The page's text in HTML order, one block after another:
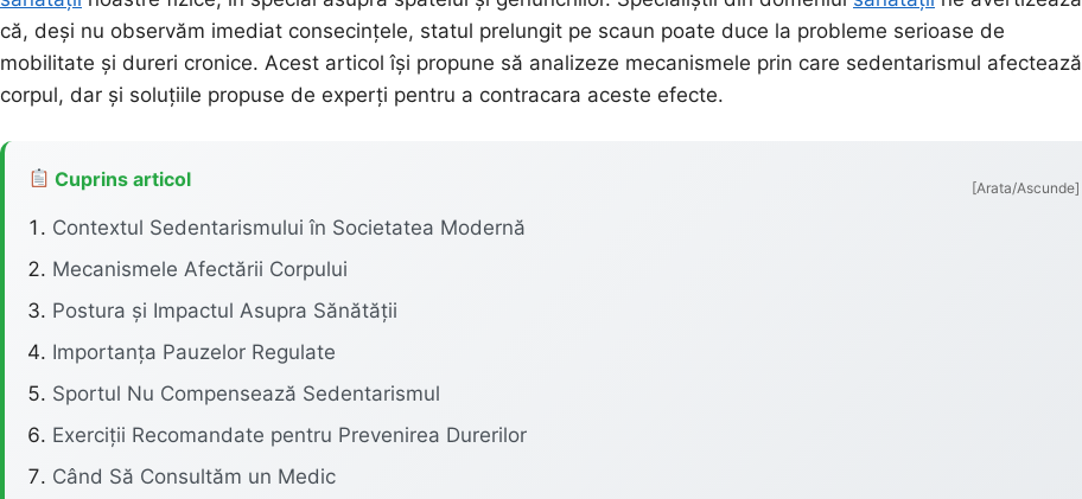
că, deși nu observăm imediat consecințele, statul prelungit pe scaun poate duce la probleme serioase de
mobilitate și dureri cronice. Acest articol își propune să analizeze mecanismele prin care sedentarismul afectează
corpul, dar și soluțiile propuse de experți pentru a contracara aceste efecte.
Cuprins articol [Arata/Ascunde]
Contextul Sedentarismului în Societatea Modernă
Mecanismele Afectării Corpului
Postura și Impactul Asupra Sănătății
Importanța Pauzelor Regulate
Sportul Nu Compensează Sedentarismul
Exerciții Recomandate pentru Prevenirea Durerilor
Când Să Consultăm un Medic